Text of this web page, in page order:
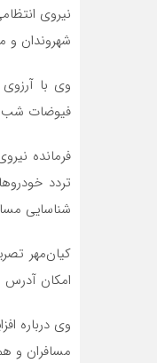
نیروی
شهروندان و
وی با
فیوضات
فرمانده
تردد
شناسایی
کیان‌مهر
امکان
وی درباره
مسافران و